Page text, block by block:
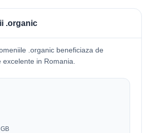
.organic
.organic beneficiaza de
in Romania.